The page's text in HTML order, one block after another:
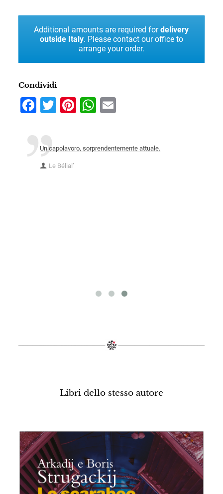
Additional amounts are required fordelivery
outside Italy. Please contact our office to
arrange your order.
Condividi
Facebook
Twitter
Pinterest
WhatsApp
Un capolavoro, sorprendentemente attuale.
Le Bélial’
Libri dello stesso autore